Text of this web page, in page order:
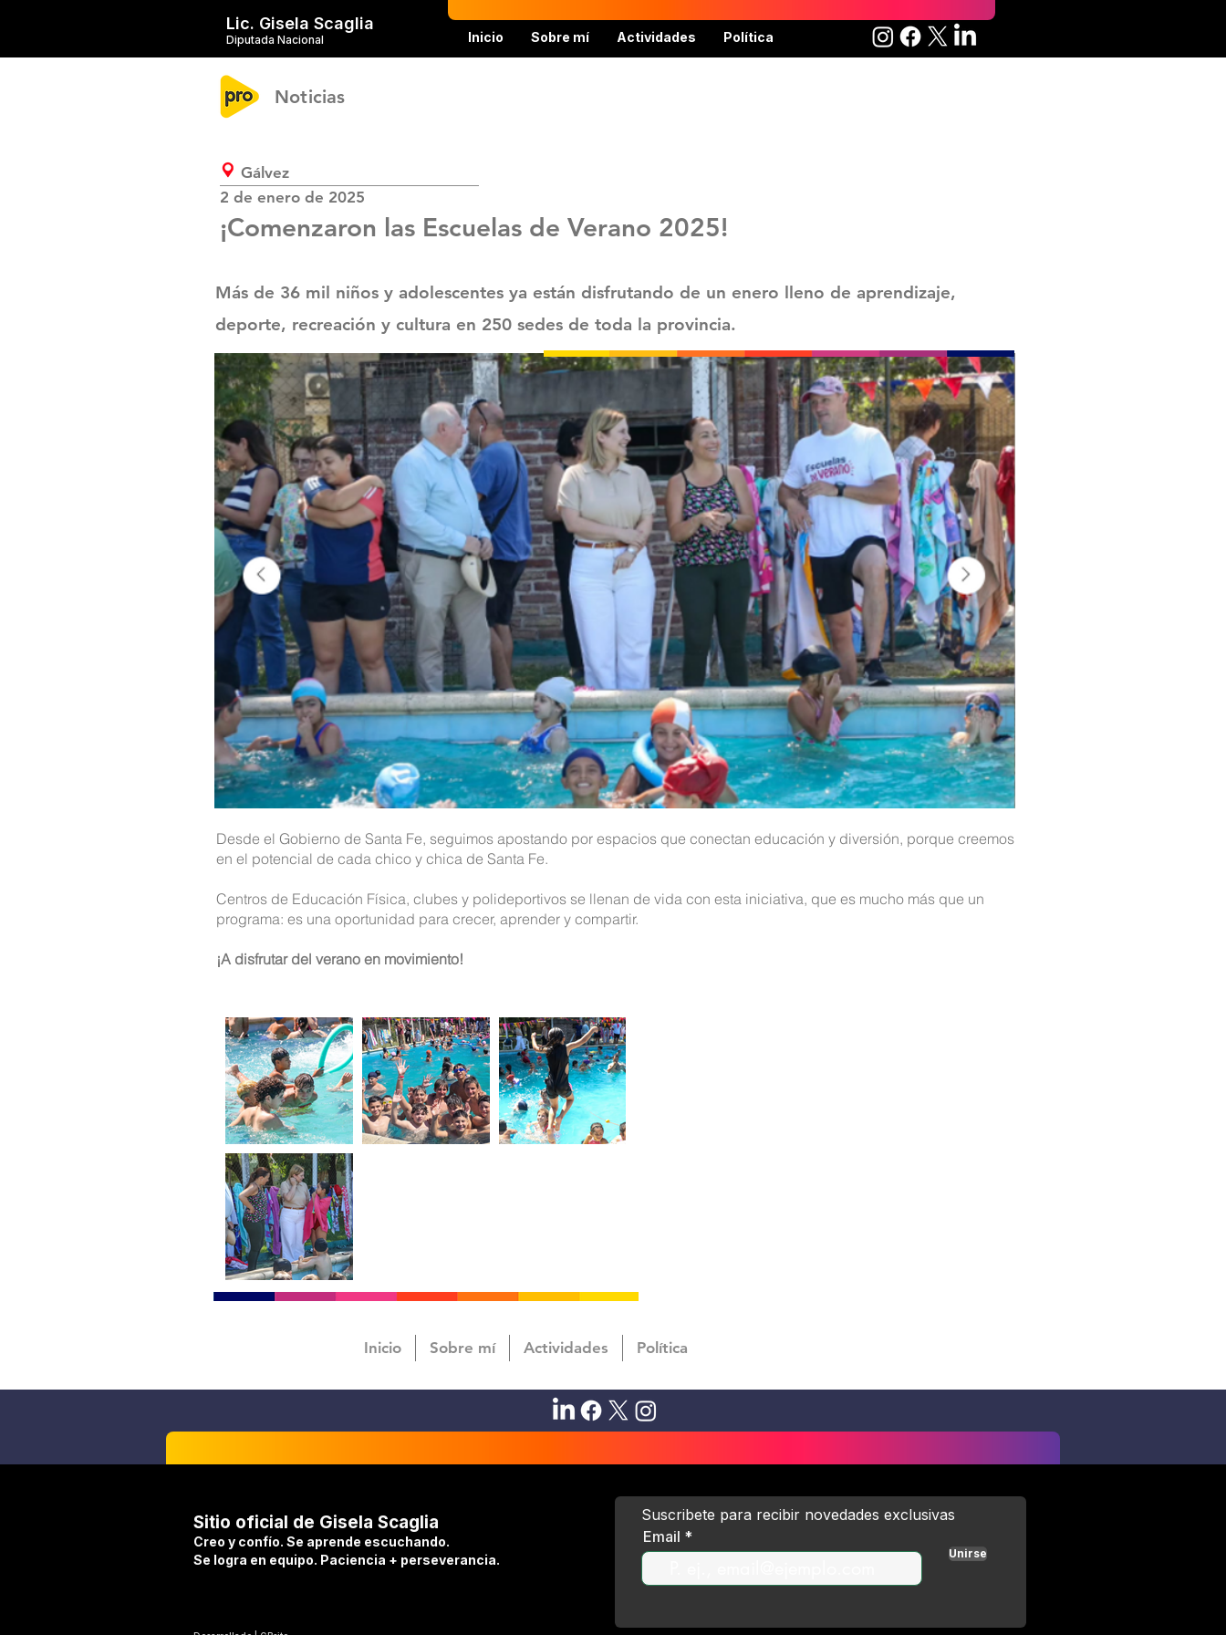
Diputada Nacional
Lic. Gisela Scaglia
Inicio Sobre mí Actividades Política
Noticias
Gálvez
2 de enero de 2025
¡Comenzaron las Escuelas de Verano 2025!
Más de 36 mil niños y adolescentes ya están disfrutando de un enero lleno de aprendizaje,
deporte, recreación y cultura en 250 sedes de toda la provincia.
Desde el Gobierno de Santa Fe, seguimos apostando por espacios que conectan educación y diversión, porque creemos
en el potencial de cada chico y chica de Santa Fe.
Centros de Educación Física, clubes y polideportivos se llenan de vida con esta iniciativa, que es mucho más que un
programa: es una oportunidad para crecer, aprender y compartir.
¡A disfrutar del verano en movimiento!
Inicio Sobre mí Actividades Política
Sitio oficial de Gisela Scaglia
Creo y confío. Se aprende escuchando.
Se logra en equipo. Paciencia + perseverancia.
Suscribete para recibir novedades exclusivas
Email
Unirse